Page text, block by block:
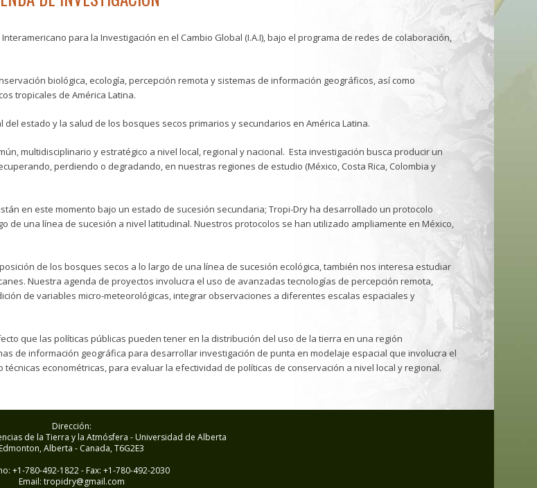
para la Investigación en el Cambio Global (I.A.I), bajo el programa de redes de colaboración,
biológica, ecología, percepción remota y sistemas de información geográficos, así como
tropicales de América Latina.
estado y la salud de los bosques secos primarios y secundarios en América Latina.
multidisciplinario y estratégico a nivel local, regional y nacional. Esta investigación busca producir un
perdiendo o degradando, en nuestras regiones de estudio (México, Costa Rica, Colombia y
en este momento bajo un estado de sucesión secundaria; Tropi-Dry ha desarrollado un protocolo
una línea de sucesión a nivel latitudinal. Nuestros protocolos se han utilizado ampliamente en México,
de los bosques secos a lo largo de una línea de sucesión ecológica, también nos interesa estudiar
Nuestra agenda de proyectos involucra el uso de avanzadas tecnologías de percepción remota,
de variables micro-meteorológicas, integrar observaciones a diferentes escalas espaciales y
que las políticas públicas pueden tener en la distribución del uso de la tierra en una región
de información geográfica para desarrollar investigación de punta en modelaje espacial que involucra el
econométricas, para evaluar la efectividad de políticas de conservación a nivel local y regional.
Dirección:
de la Tierra y la Atmósfera - Universidad de Alberta
Edmonton, Alberta - Canada, T6G2E3
+1-780-492-1822 - Fax: +1-780-492-2030
Email: tropidry@gmail.com